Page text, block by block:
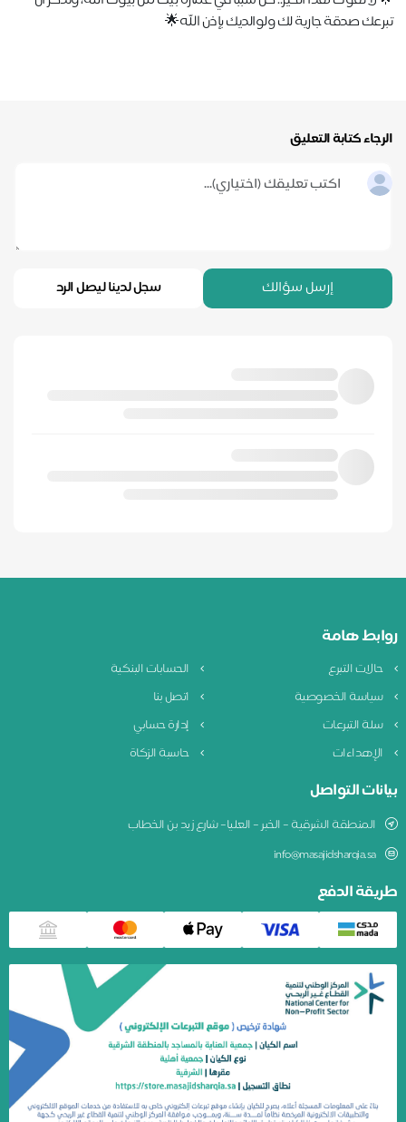
تبرعك صدقة جارية لك ولوالديك بإذن الله🌟
الرجاء كتابة التعليق
إرسل سؤالك سجل لدينا ليصل الرد
روابط هامة
حالات التبرع
الحسابات البنكية
سياسة الخصوصية
اتصل بنا
سلة التبرعات
إدارة حسابي
الإهداءات
حاسبة الزكاة
بيانات التواصل
المنطقة الشرقية – الخبر – العليا– شارع زيد بن الخطاب
info@masajidsharqia.sa
طريقة الدفع